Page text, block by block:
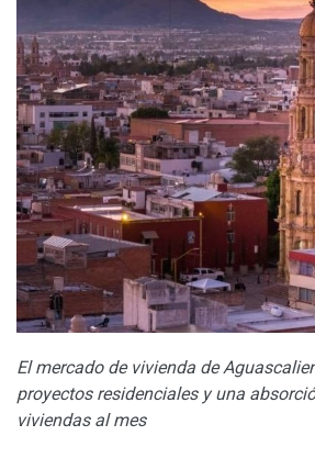
El mercado de vivienda de
proyectos residenciales y una
viviendas al mes